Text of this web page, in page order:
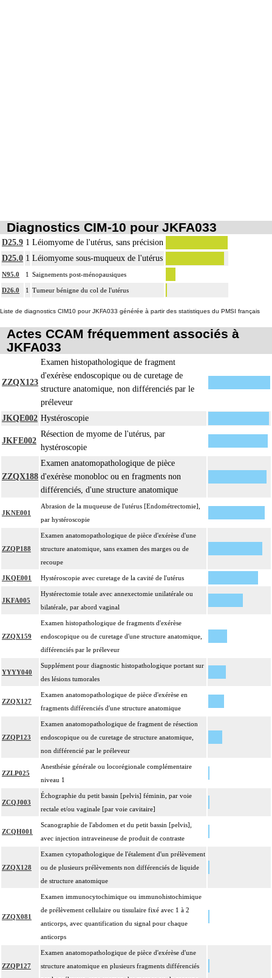
Diagnostics CIM-10 pour JKFA033
D25.9 1 Léiomyome de l'utérus, sans précision
D25.0 1 Léiomyome sous-muqueux de l'utérus
N95.0 1 Saignements post-ménopausiques
D26.0 1 Tumeur bénigne du col de l'utérus
Liste de diagnostics CIM10 pour JKFA033 générée à partir des statistiques du PMSI français
Actes CCAM fréquemment associés à
JKFA033
ZZQX123
Examen histopathologique de fragment
d'exérèse endoscopique ou de curetage de
structure anatomique, non différenciés par le
préleveur
JKQE002 Hystéroscopie
JKFE002
Résection de myome de l'utérus, par
hystéroscopie
ZZQX188
Examen anatomopathologique de pièce
d'exérèse monobloc ou en fragments non
différenciés, d'une structure anatomique
JKNE001
Abrasion de la muqueuse de l'utérus [Endométrectomie],
par hystéroscopie
ZZQP188
Examen anatomopathologique de pièce d'exérèse d'une
structure anatomique, sans examen des marges ou de
recoupe
JKQE001 Hystéroscopie avec curetage de la cavité de l'utérus
JKFA005
Hystérectomie totale avec annexectomie unilatérale ou
bilatérale, par abord vaginal
ZZQX159
Examen histopathologique de fragments d'exérèse
endoscopique ou de curetage d'une structure anatomique,
différenciés par le préleveur
YYYY040
Supplément pour diagnostic histopathologique portant sur
des lésions tumorales
ZZQX127
Examen anatomopathologique de pièce d'exérèse en
fragments différenciés d'une structure anatomique
ZZQP123
Examen anatomopathologique de fragment de résection
endoscopique ou de curetage de structure anatomique,
non différencié par le préleveur
ZZLP025
Anesthésie générale ou locorégionale complémentaire
niveau 1
ZCQJ003
Échographie du petit bassin [pelvis] féminin, par voie
rectale et/ou vaginale [par voie cavitaire]
ZCQH001
Scanographie de l'abdomen et du petit bassin [pelvis],
avec injection intraveineuse de produit de contraste
ZZQX128
Examen cytopathologique de l'étalement d'un prélèvement
ou de plusieurs prélèvements non différenciés de liquide
de structure anatomique
ZZQX081
Examen immunocytochimique ou immunohistochimique
de prélèvement cellulaire ou tissulaire fixé avec 1 à 2
anticorps, avec quantification du signal pour chaque
anticorps
ZZQP127
Examen anatomopathologique de pièce d'exérèse d'une
structure anatomique en plusieurs fragments différenciés